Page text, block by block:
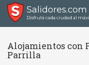
Salidores.com
Disfrutá cada ciudad al
Alojamientos con
Parrilla